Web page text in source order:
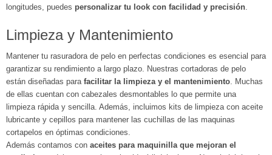
longitudes, puedes personalizar tu look con facilidad y precisión.
Limpieza y Mantenimiento
Mantener tu rasuradora de pelo en perfectas condiciones es esencial para
garantizar su rendimiento a largo plazo. Nuestras cortadoras de pelo
están diseñadas para facilitar la limpieza y el mantenimiento. Muchas
de ellas cuentan con cabezales desmontables lo que permite una
limpieza rápida y sencilla. Además, incluimos kits de limpieza con aceite
lubricante y cepillos para mantener las cuchillas de las maquinas
cortapelos en óptimas condiciones.
Además contamos con aceites para maquinilla que mejoran el